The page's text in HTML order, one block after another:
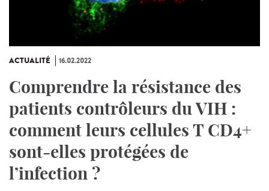
ACTUALITÉ 16.02.2022
Comprendre la résistance des
patients contrôleurs du VIH :
comment leurs cellules T CD4+
sont-elles protégées de
l’infection ?